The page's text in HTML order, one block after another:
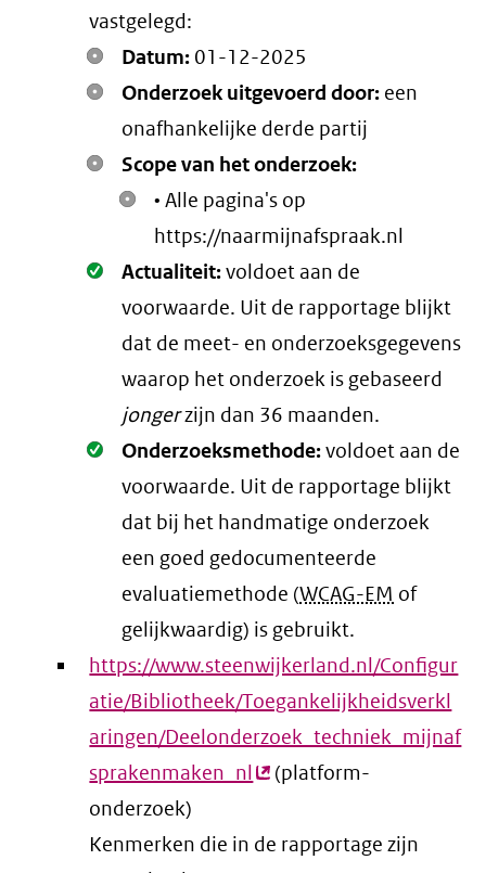
vastgelegd:
Datum: 01-12-2025
Onderzoek uitgevoerd door: een
onafhankelijke derde partij
Scope van het onderzoek:
• Alle pagina's op
https://naarmijnafspraak.nl
Oké.
Actualiteit:voldoet aan de
voorwaarde. Uit de rapportage blijkt
dat de meet- en onderzoeksgegevens
waarop het onderzoek is gebaseerd
jongerzijn dan 36 maanden.
Oké.
Onderzoeksmethode:voldoet aan de
voorwaarde. Uit de rapportage blijkt
dat bij het handmatige onderzoek
een goed gedocumenteerde
evaluatiemethode (WCAG-EM of
gelijkwaardig) is gebruikt.
https://www.steenwijkerland.nl/Configur
atie/Bibliotheek/Toegankelijkheidsverkl
aringen/Deelonderzoek_techniek_mijnaf
sprakenmaken_nl(externe
(platform-
onderzoek)
Kenmerken die in de rapportage zijn